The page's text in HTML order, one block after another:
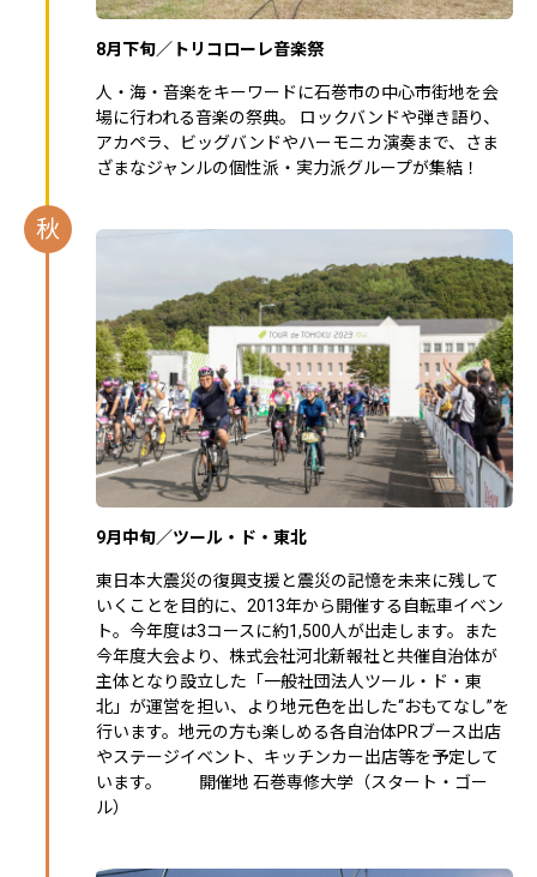
8月下旬／トリコローレ音楽祭
人・海・音楽をキーワードに石巻市の中心市街地を会
場に行われる音楽の祭典。 ロックバンドや弾き語り、
アカペラ、ビッグバンドやハーモニカ演奏まで、さま
ざまなジャンルの個性派・実力派グループが集結！
秋
9月中旬／ツール・ド・東北
東日本大震災の復興支援と震災の記憶を未来に残して
いくことを目的に、2013年から開催する自転車イベン
ト。今年度は3コースに約1,500人が出走します。また
今年度大会より、株式会社河北新報社と共催自治体が
主体となり設立した「一般社団法人ツール・ド・東
北」が運営を担い、より地元色を出した“おもてなし”を
行います。地元の方も楽しめる各自治体PRブース出店
やステージイベント、キッチンカー出店等を予定して
います。 開催地 石巻専修大学（スタート・ゴー
ル）